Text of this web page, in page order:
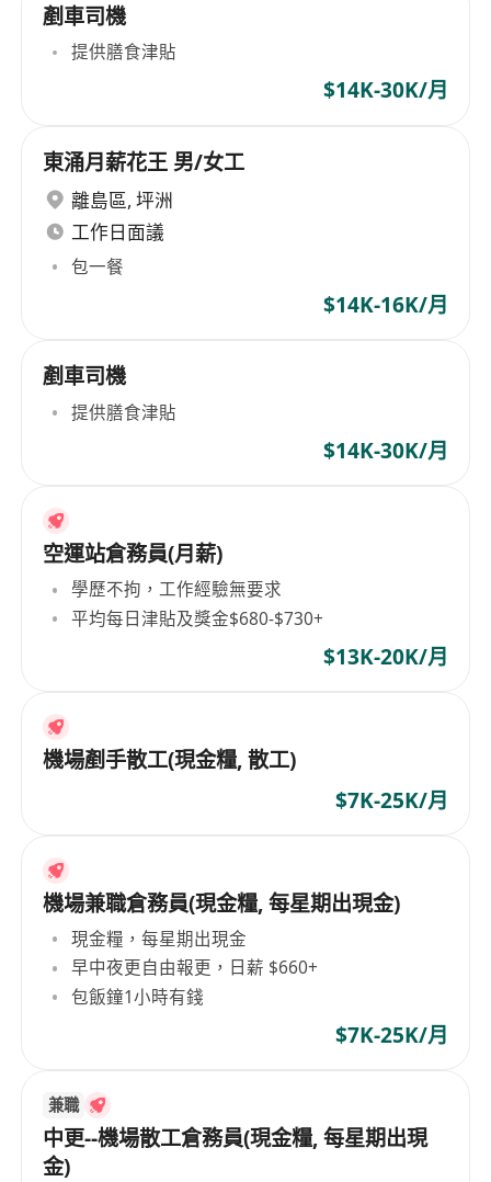
剷車司機
提供膳食津貼
$14K-30K/月
東涌月薪花王 男/女工
離島區, 坪洲
工作日面議
包一餐
$14K-16K/月
剷車司機
提供膳食津貼
$14K-30K/月
空運站倉務員(月薪)
學歷不拘，工作經驗無要求
平均每日津貼及獎金$680-$730+
$13K-20K/月
機場剷手散工(現金糧, 散工)
$7K-25K/月
機場兼職倉務員(現金糧, 每星期出現金)
現金糧，每星期出現金
早中夜更自由報更，日薪 $660+
包飯鐘1小時有錢
$7K-25K/月
兼職
中更--機場散工倉務員(現金糧, 每星期出現
金)